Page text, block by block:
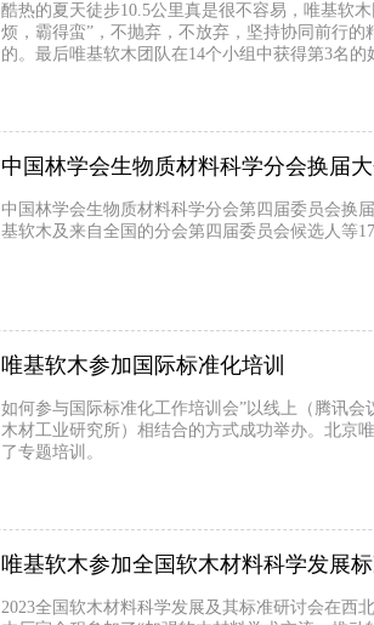
酷热的夏天徒步10.5公里真是很不容易，唯基软
烦，霸得蛮”，不抛弃，不放弃，坚持协同前行
的。最后唯基软木团队在14个小组中获得第3名的
中国林学会生物质材料科学分会换届
中国林学会生物质材料科学分会第四届委员会换
基软木及来自全国的分会第四届委员会候选人等
唯基软木参加国际标准化培训
如何参与国际标准化工作培训会”以线上（腾讯
木材工业研究所）相结合的方式成功举办。北京
了专题培训。
唯基软木参加全国软木材料科学发展
2023全国软木材料科学发展及其标准研讨会在西